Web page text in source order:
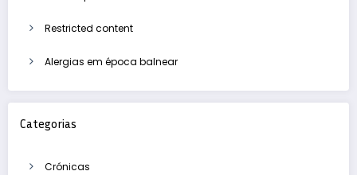
Restricted content
Alergias em época balnear
Categorias
Crónicas